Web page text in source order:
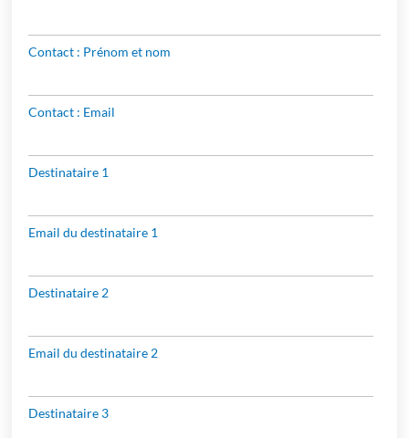
Contact : Prénom et nom
Contact : Email
Destinataire 1
Email du destinataire 1
Destinataire 2
Email du destinataire 2
Destinataire 3